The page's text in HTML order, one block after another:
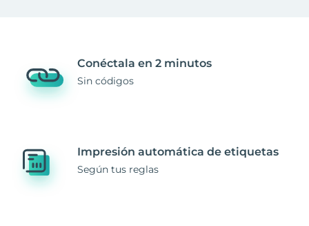
Conéctala en 2 minutos
Sin códigos
Impresión automática de etiquetas
Según tus reglas